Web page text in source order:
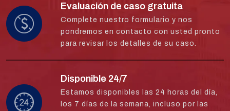
Evaluación de caso gratuita
Complete nuestro formulario y nos
pondremos en contacto con usted pronto
para revisar los detalles de su caso.
Disponible 24/7
Estamos disponibles las 24 horas del día,
los 7 días de la semana, incluso por las